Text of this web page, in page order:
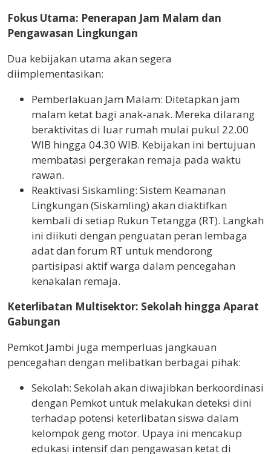
Fokus Utama: Penerapan Jam Malam dan
Pengawasan Lingkungan
Dua kebijakan utama akan segera
diimplementasikan:
Pemberlakuan Jam Malam: Ditetapkan jam
malam ketat bagi anak-anak. Mereka dilarang
beraktivitas di luar rumah mulai pukul 22.00
WIB hingga 04.30 WIB. Kebijakan ini bertujuan
membatasi pergerakan remaja pada waktu
rawan.
Reaktivasi Siskamling: Sistem Keamanan
Lingkungan (Siskamling) akan diaktifkan
kembali di setiap Rukun Tetangga (RT). Langkah
ini diikuti dengan penguatan peran lembaga
adat dan forum RT untuk mendorong
partisipasi aktif warga dalam pencegahan
kenakalan remaja.
Keterlibatan Multisektor: Sekolah hingga Aparat
Gabungan
Pemkot Jambi juga memperluas jangkauan
pencegahan dengan melibatkan berbagai pihak:
Sekolah: Sekolah akan diwajibkan berkoordinasi
dengan Pemkot untuk melakukan deteksi dini
terhadap potensi keterlibatan siswa dalam
kelompok geng motor. Upaya ini mencakup
edukasi intensif dan pengawasan ketat di